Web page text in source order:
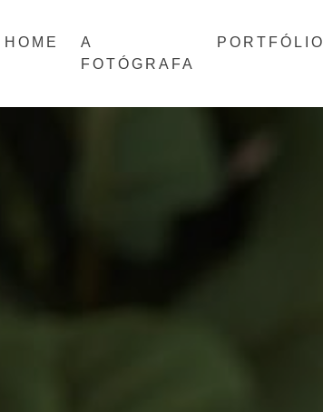
HOME
A
FOTÓGRAFA
PORTFÓLIO